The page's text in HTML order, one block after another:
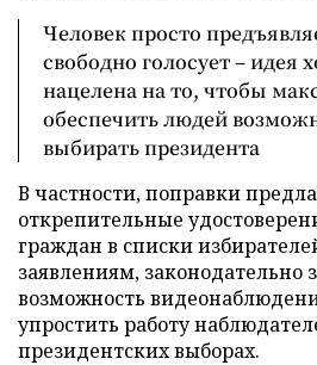
Человек просто
свободно голосует – идея
нацелена на то, чтобы
обеспечить людей
выбирать президента
В частности, поправки
открепительные
граждан в списки
заявлениям, законодательно
возможность
упростить работу
президентских выборах.